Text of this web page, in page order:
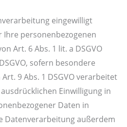
eingewilligt
personenbezogenen
Art. 6 Abs. 1 lit. a DSGVO
sofern besondere
9 Abs. 1 DSGVO verarbeitet
Einwilligung in
Daten in
Datenverarbeitung außerdem